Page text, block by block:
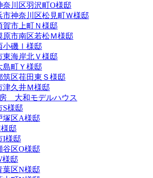
奈川区羽沢町O様邸
市神奈川区松見町Ｗ様邸
賀市上町Ｎ様邸
原市南区若松Ｍ様邸
小磯Ⅰ様邸
東海岸北Ｖ様邸
島町Ｙ様邸
筑区荏田東Ｓ様邸
津久井Ｍ様邸
大和モデルハウス
S様邸
塚区A様邸
邸
I様邸
谷区O様邸
様邸
葉区N様邸